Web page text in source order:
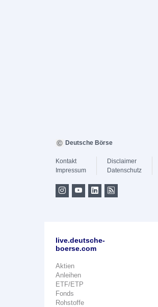
Deutsche Börse
Kontakt
Impressum
Disclaimer
Datenschutz
live.deutsche-
boerse.com
Aktien
Anleihen
ETF/ETP
Fonds
Rohstoffe